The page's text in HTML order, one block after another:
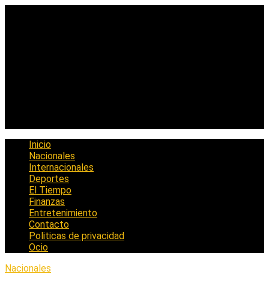
Inicio
Nacionales
Internacionales
Deportes
El Tiempo
Finanzas
Entretenimiento
Contacto
Politicas de privacidad
Ocio
Nacionales